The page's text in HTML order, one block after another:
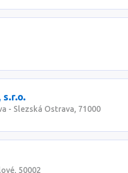
- Slezská Ostrava, 71000
50002